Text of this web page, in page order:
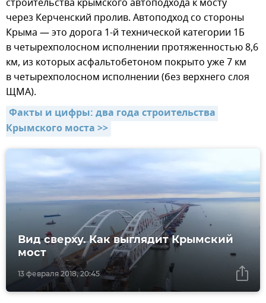
строительства крымского автоподхода к мосту
через Керченский пролив. Автоподход со стороны
Крыма — это дорога 1-й технической категории 1Б
в четырехполосном исполнении протяженностью 8,6
км, из которых асфальтобетоном покрыто уже 7 км
в четырехполосном исполнении (без верхнего слоя
ЩМА).
Факты и цифры: два года строительства
Крымского моста >>
13 февраля 2018, 20:45
Вид сверху. Как выглядит Крымский
мост